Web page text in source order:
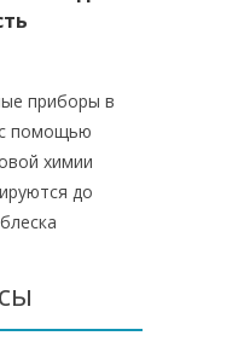
приборы в
помощью
химии
до